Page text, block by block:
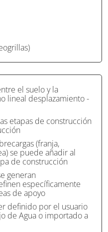
el suelo y la
lineal desplazamiento -
etapas de construcción
(franja,
se puede añadir al
de construcción
generan
específicamente
de apoyo
definido por el usuario
de Agua o importado a